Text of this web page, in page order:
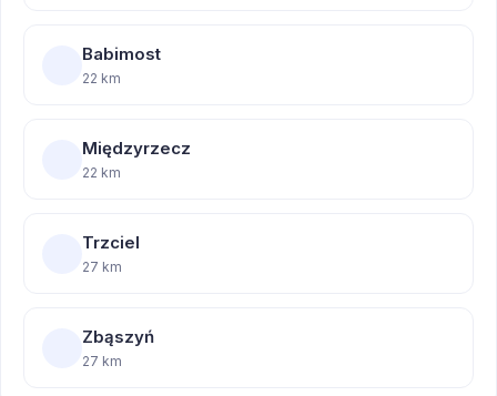
Babimost
22 km
Międzyrzecz
22 km
Trzciel
27 km
Zbąszyń
27 km